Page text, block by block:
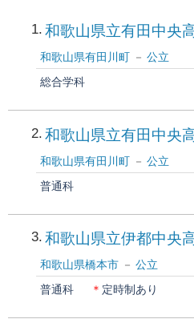
1 和歌山県立有田中央
和歌山県有田川町
公立
総合学科
2 和歌山県立有田中央
和歌山県有田川町
公立
普通科
3 和歌山県立伊都中央
和歌山県橋本市
公立
普通科
＊ 定時制あり